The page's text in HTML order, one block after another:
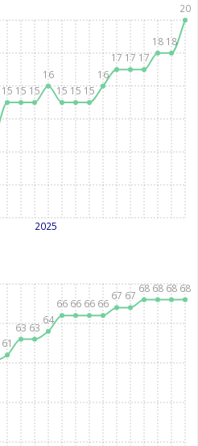
151515
16
151515
16
171717
18 18
20
2025
61
6363
64
66 66 66 66
67 67
68 68 6868